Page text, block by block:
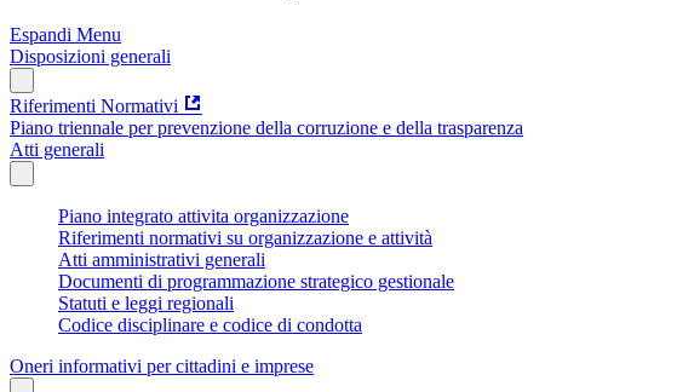
Espandi Menu
Disposizioni generali
Riferimenti Normativi
Piano triennale per prevenzione della corruzione e della trasparenza
Atti generali
Piano integrato attivita organizzazione
Riferimenti normativi su organizzazione e attività
Atti amministrativi generali
Documenti di programmazione strategico gestionale
Statuti e leggi regionali
Codice disciplinare e codice di condotta
Oneri informativi per cittadini e imprese